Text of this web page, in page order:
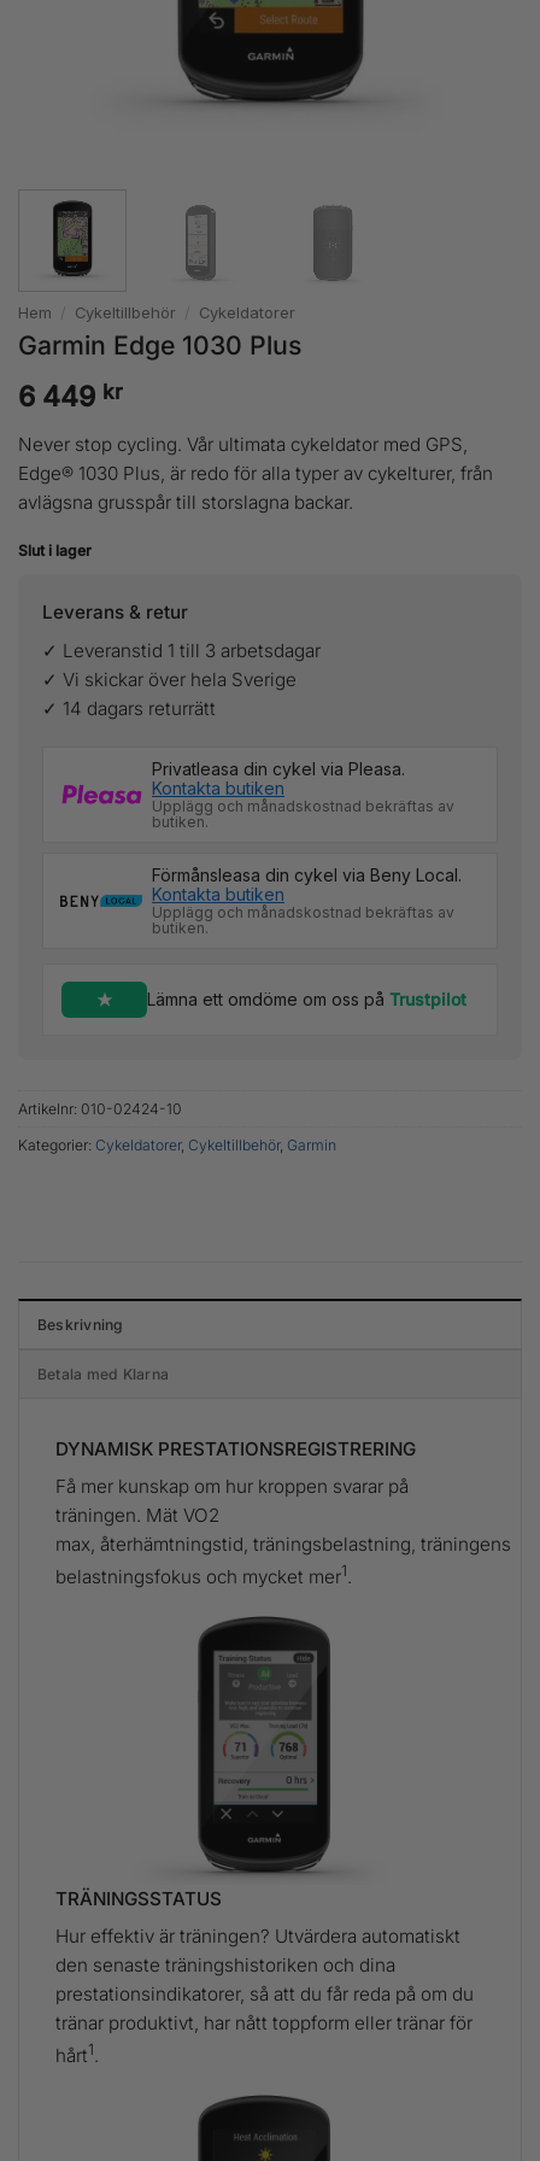
Hem / Cykeltillbehör / Cykeldatorer
Garmin Edge 1030 Plus
6 449 kr
Never stop cycling. Vår ultimata cykeldator med GPS,
Edge® 1030 Plus, är redo för alla typer av cykelturer, från
avlägsna grusspår till storslagna backar.
Slut i lager
Leverans & retur
✓ Leveranstid 1 till 3 arbetsdagar
✓ Vi skickar över hela Sverige
✓ 14 dagars returrätt
Privatleasa din cykel via Pleasa.
Kontakta butiken
Upplägg och månadskostnad bekräftas av
butiken.
Förmånsleasa din cykel via Beny Local.
Kontakta butiken
Upplägg och månadskostnad bekräftas av
butiken.
Lämna ett omdöme om oss på Trustpilot
Artikelnr: 010-02424-10
Kategorier: Cykeldatorer, Cykeltillbehör, Garmin
Beskrivning
Betala med Klarna
DYNAMISK PRESTATIONSREGISTRERING
Få mer kunskap om hur kroppen svarar på
träningen. Mät VO2
max, återhämtningstid, träningsbelastning, träningens
belastningsfokus och mycket mer1.
TRÄNINGSSTATUS
Hur effektiv är träningen? Utvärdera automatiskt
den senaste träningshistoriken och dina
prestationsindikatorer, så att du får reda på om du
tränar produktivt, har nått toppform eller tränar för
hårt1.